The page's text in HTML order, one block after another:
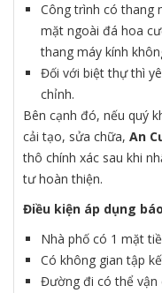
Công trình có thang
mặt ngoài đá hoa
thang máy kính
Đối với biệt thự thì
chỉnh.
Bên cạnh đó, nếu quý
cải tạo, sửa chữa, An
thô chính xác sau khi
tư hoàn thiện.
Điều kiện áp dụng
Nhà phố có 1 mặt
Có không gian tập
Đường đi có thể vận